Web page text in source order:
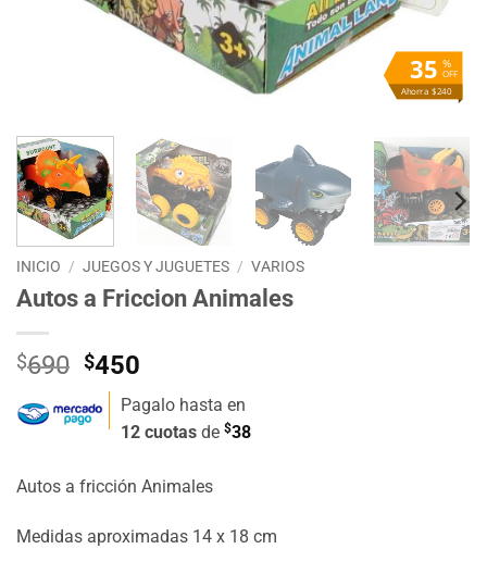
%
OFF
35
Ahorra $240
INICIO / JUEGOS Y JUGUETES / VARIOS
Autos a Friccion Animales
$690 El
precio
original
era:
$450
precio
actual
es:
Pagalo hasta en
12 cuotas de $38
Autos a fricción Animales
Medidas aproximadas 14 x 18 cm